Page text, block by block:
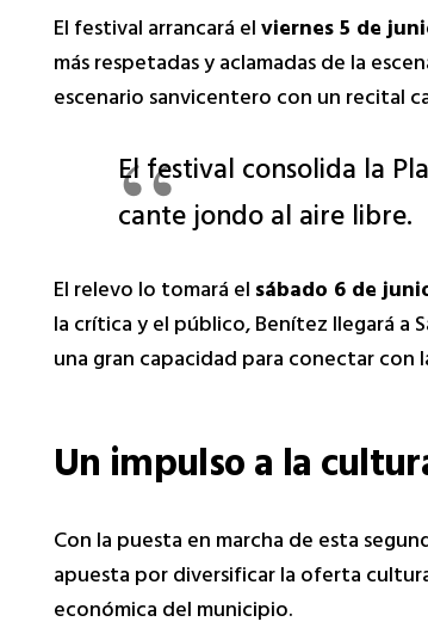
El festival arrancará elviernes 5 de
más respetadas y aclamadas de la
escenario sanvicentero con un recital
El festival consolida la
cante jondo al aire libre.
El relevo lo tomará elsábado 6 de
la crítica y el público, Benítez llegará a
una gran capacidad para conectar con
Un impulso a la
Con la puesta en marcha de esta
apuesta por diversificar la oferta
económica del municipio.